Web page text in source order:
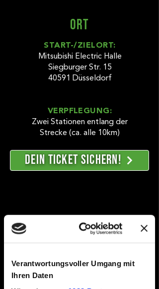
Verantwortungsvoller Umgang mit
Ihren Daten
ORT
START-/ZIELORT:
Mitsubishi Electric Halle
Siegburger Str. 15
40591 Düsseldorf
VERPFLEGUNG:
Zwei Stationen entlang der
Strecke (ca. alle 10km)
DEIN TICKET SICHERN!
AUSZEICHNUNGen